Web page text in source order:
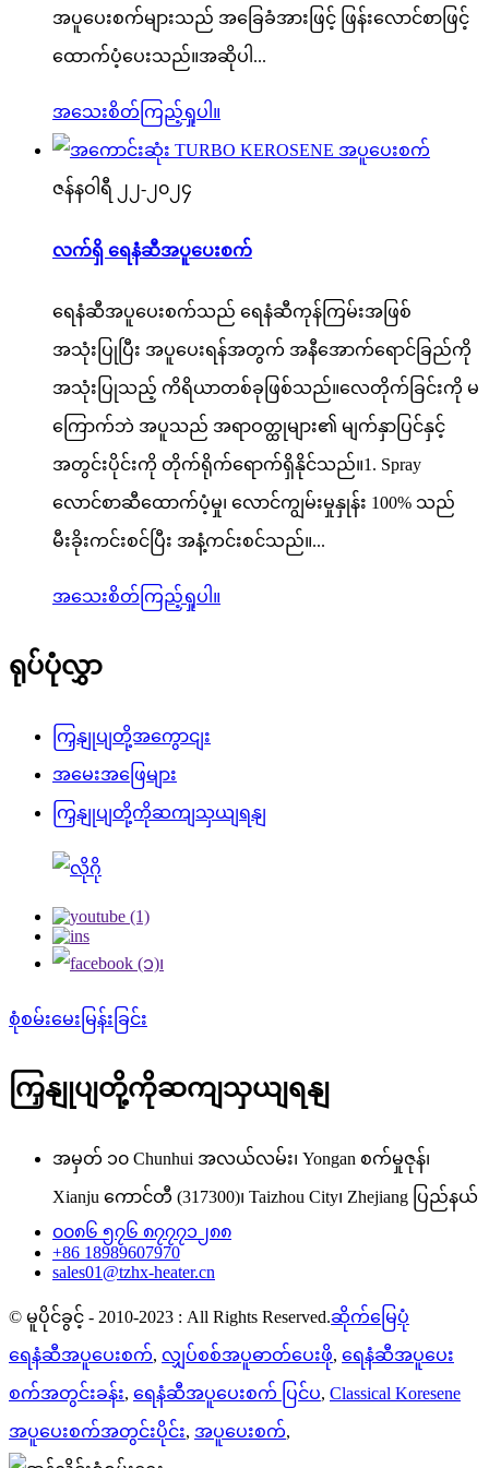
အပူပေးစက်များသည် အခြေခံအားဖြင့် ဖြန်းလောင်စာဖြင့်
ထောက်ပံ့ပေးသည်။အဆိုပါ...
အသေးစိတ်ကြည့်ရှုပါ။
ဇန်နဝါရီ ၂၂-၂၀၂၄
လက်ရှိ ရေနံဆီအပူပေးစက်
ရေနံဆီအပူပေးစက်သည် ရေနံဆီကုန်ကြမ်းအဖြစ်
အသုံးပြုပြီး အပူပေးရန်အတွက် အနီအောက်ရောင်ခြည်ကို
အသုံးပြုသည့် ကိရိယာတစ်ခုဖြစ်သည်။လေတိုက်ခြင်းကို မ
ကြောက်ဘဲ အပူသည် အရာဝတ္ထုများ၏ မျက်နှာပြင်နှင့်
အတွင်းပိုင်းကို တိုက်ရိုက်ရောက်ရှိနိုင်သည်။1. Spray
လောင်စာဆီထောက်ပံ့မှု၊ လောင်ကျွမ်းမှုနှုန်း 100% သည်
မီးခိုးကင်းစင်ပြီး အနံ့ကင်းစင်သည်။...
အသေးစိတ်ကြည့်ရှုပါ။
ရုပ်ပုံလွှာ
ကြှနျုပျတို့အကွောငျး
အမေးအဖြေများ
ကြှနျုပျတို့ကိုဆကျသှယျရနျ
စုံစမ်းမေးမြန်းခြင်း
ကြှနျုပျတို့ကိုဆကျသှယျရနျ
အမှတ် ၁၀ Chunhui အလယ်လမ်း၊ Yongan စက်မှုဇုန်၊
Xianju ကောင်တီ (317300)၊ Taizhou City၊ Zhejiang ပြည်နယ်
၀၀၈၆ ၅၇၆ ၈၇၇၇၁၂၈၈
+86 18989607970
sales01@tzhx-heater.cn
© မူပိုင်ခွင့် - 2010-2023 : All Rights Reserved.ဆိုက်မြေပုံ
ရေနံဆီအပူပေးစက်, လျှပ်စစ်အပူဓာတ်ပေးဖို, ရေနံဆီအပူပေး
စက်အတွင်းခန်း, ရေနံဆီအပူပေးစက် ပြင်ပ, Classical Koresene
အပူပေးစက်အတွင်းပိုင်း, အပူပေးစက်,